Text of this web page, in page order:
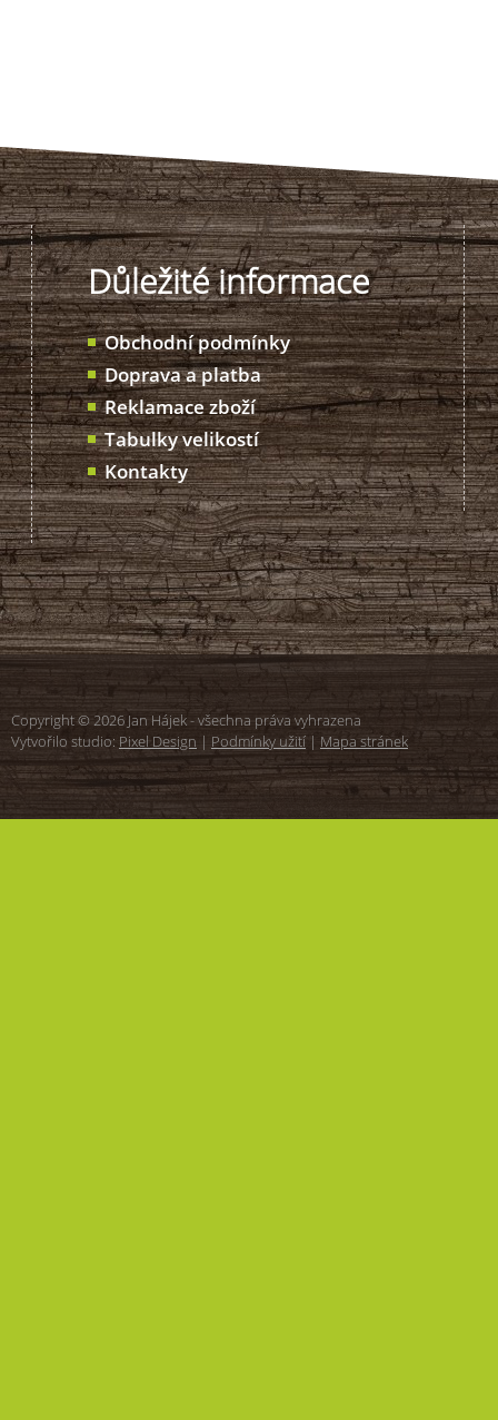
Důležité informace
Obchodní podmínky
Doprava a platba
Reklamace zboží
Tabulky velikostí
Kontakty
Copyright © 2026 Jan Hájek - všechna práva vyhrazena
Vytvořilo studio: Pixel Design | Podmínky užití | Mapa stránek